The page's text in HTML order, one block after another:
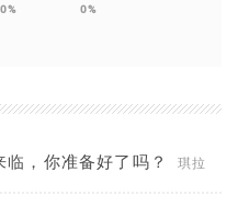
0% 0%
临，你准备好了吗？
琪拉